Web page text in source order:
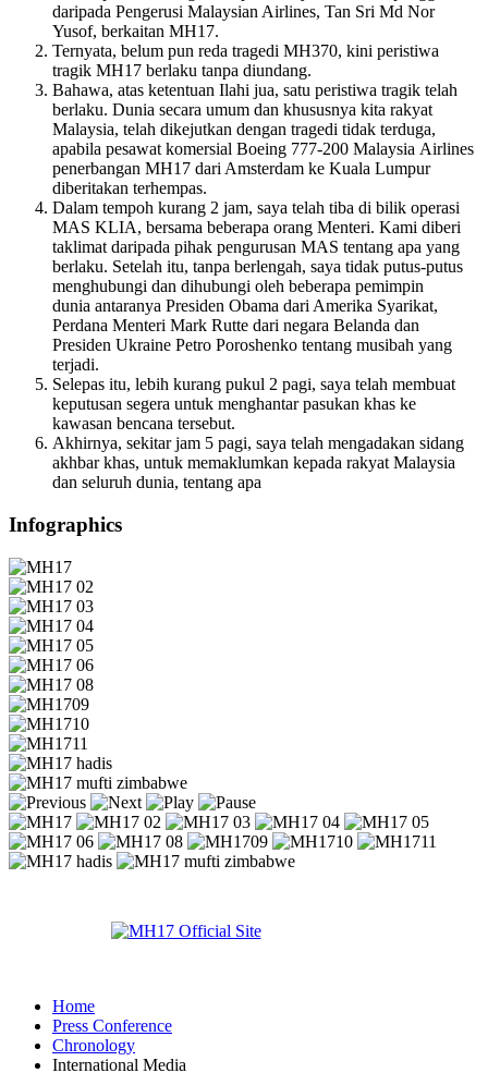
daripada Pengerusi Malaysian Airlines, Tan Sri Md Nor
Yusof, berkaitan MH17.
Ternyata, belum pun reda tragedi MH370, kini peristiwa
tragik MH17 berlaku tanpa diundang.
Bahawa, atas ketentuan Ilahi jua, satu peristiwa tragik telah
berlaku. Dunia secara umum dan khususnya kita rakyat
Malaysia, telah dikejutkan dengan tragedi tidak terduga,
apabila pesawat komersial Boeing 777-200 Malaysia Airlines
penerbangan MH17 dari Amsterdam ke Kuala Lumpur
diberitakan terhempas.
Dalam tempoh kurang 2 jam, saya telah tiba di bilik operasi
MAS KLIA, bersama beberapa orang Menteri. Kami diberi
taklimat daripada pihak pengurusan MAS tentang apa yang
berlaku. Setelah itu, tanpa berlengah, saya tidak putus-putus
menghubungi dan dihubungi oleh beberapa pemimpin
dunia antaranya Presiden Obama dari Amerika Syarikat,
Perdana Menteri Mark Rutte dari negara Belanda dan
Presiden Ukraine Petro Poroshenko tentang musibah yang
terjadi.
Selepas itu, lebih kurang pukul 2 pagi, saya telah membuat
keputusan segera untuk menghantar pasukan khas ke
kawasan bencana tersebut.
Akhirnya, sekitar jam 5 pagi, saya telah mengadakan sidang
akhbar khas, untuk memaklumkan kepada rakyat Malaysia
dan seluruh dunia, tentang apa
Infographics
Home
Press Conference
Chronology
International Media